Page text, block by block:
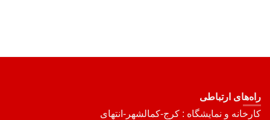
راه‌های ارتباطی
کارخانه و نمایشگاه : کرج-کمالشهر-انتهای